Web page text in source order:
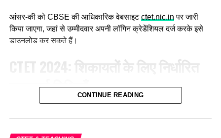
आंसर-की को CBSE की आधिकारिक वेबसाइटctet.nic.in पर जारी
किया जाएगा, जहां से उम्मीदवार अपनी लॉगिन क्रेडेंशियल दर्ज करके इसे
डाउनलोड कर सकते हैं।
CTET 2024: शिकायतों के लिए निर्धारित
महत्वपूर्ण तिथियाँ
जिन उम्मीदवारों ने CTET परीक्षा में भाग लिया है, वे आंसर-की डाउनलोड
करके अपने उत्तरों की मिलान कर सकते हैं। इसके साथ ही यदि किसी
CONTINUE READING